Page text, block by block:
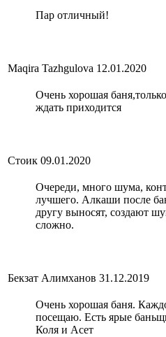
Пар отличный!
Maqira Tazhgulova 12.01.2020
Очень хорошая
ждать приходится
Стоик 09.01.2020
Очереди, много шума,
лучшего. Алкаши после
другу выносят, создают
сложно.
Бекзат Алимханов 31.12.2019
Очень хорошая баня.
посещаю. Есть ярые
Коля и Асет